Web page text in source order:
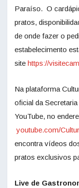
Paraíso. O
pratos,
de onde fazer o
estabelecimento
site https://
Na plataforma
oficial da
YouTube, no
youtube.com/
encontra vídeos
pratos exclusivos
Live de